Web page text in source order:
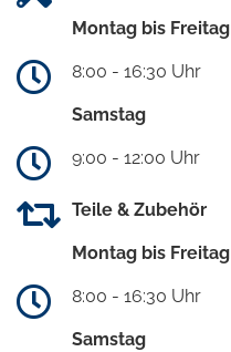
Montag bis Freitag
8:00 - 16:30 Uhr
Samstag
9:00 - 12:00 Uhr
Teile & Zubehör
Montag bis Freitag
8:00 - 16:30 Uhr
Samstag